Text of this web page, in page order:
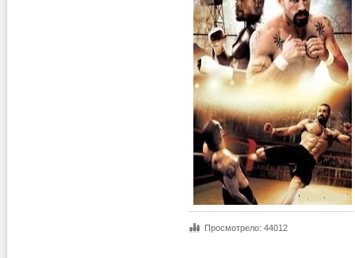
Просмотрело: 44012